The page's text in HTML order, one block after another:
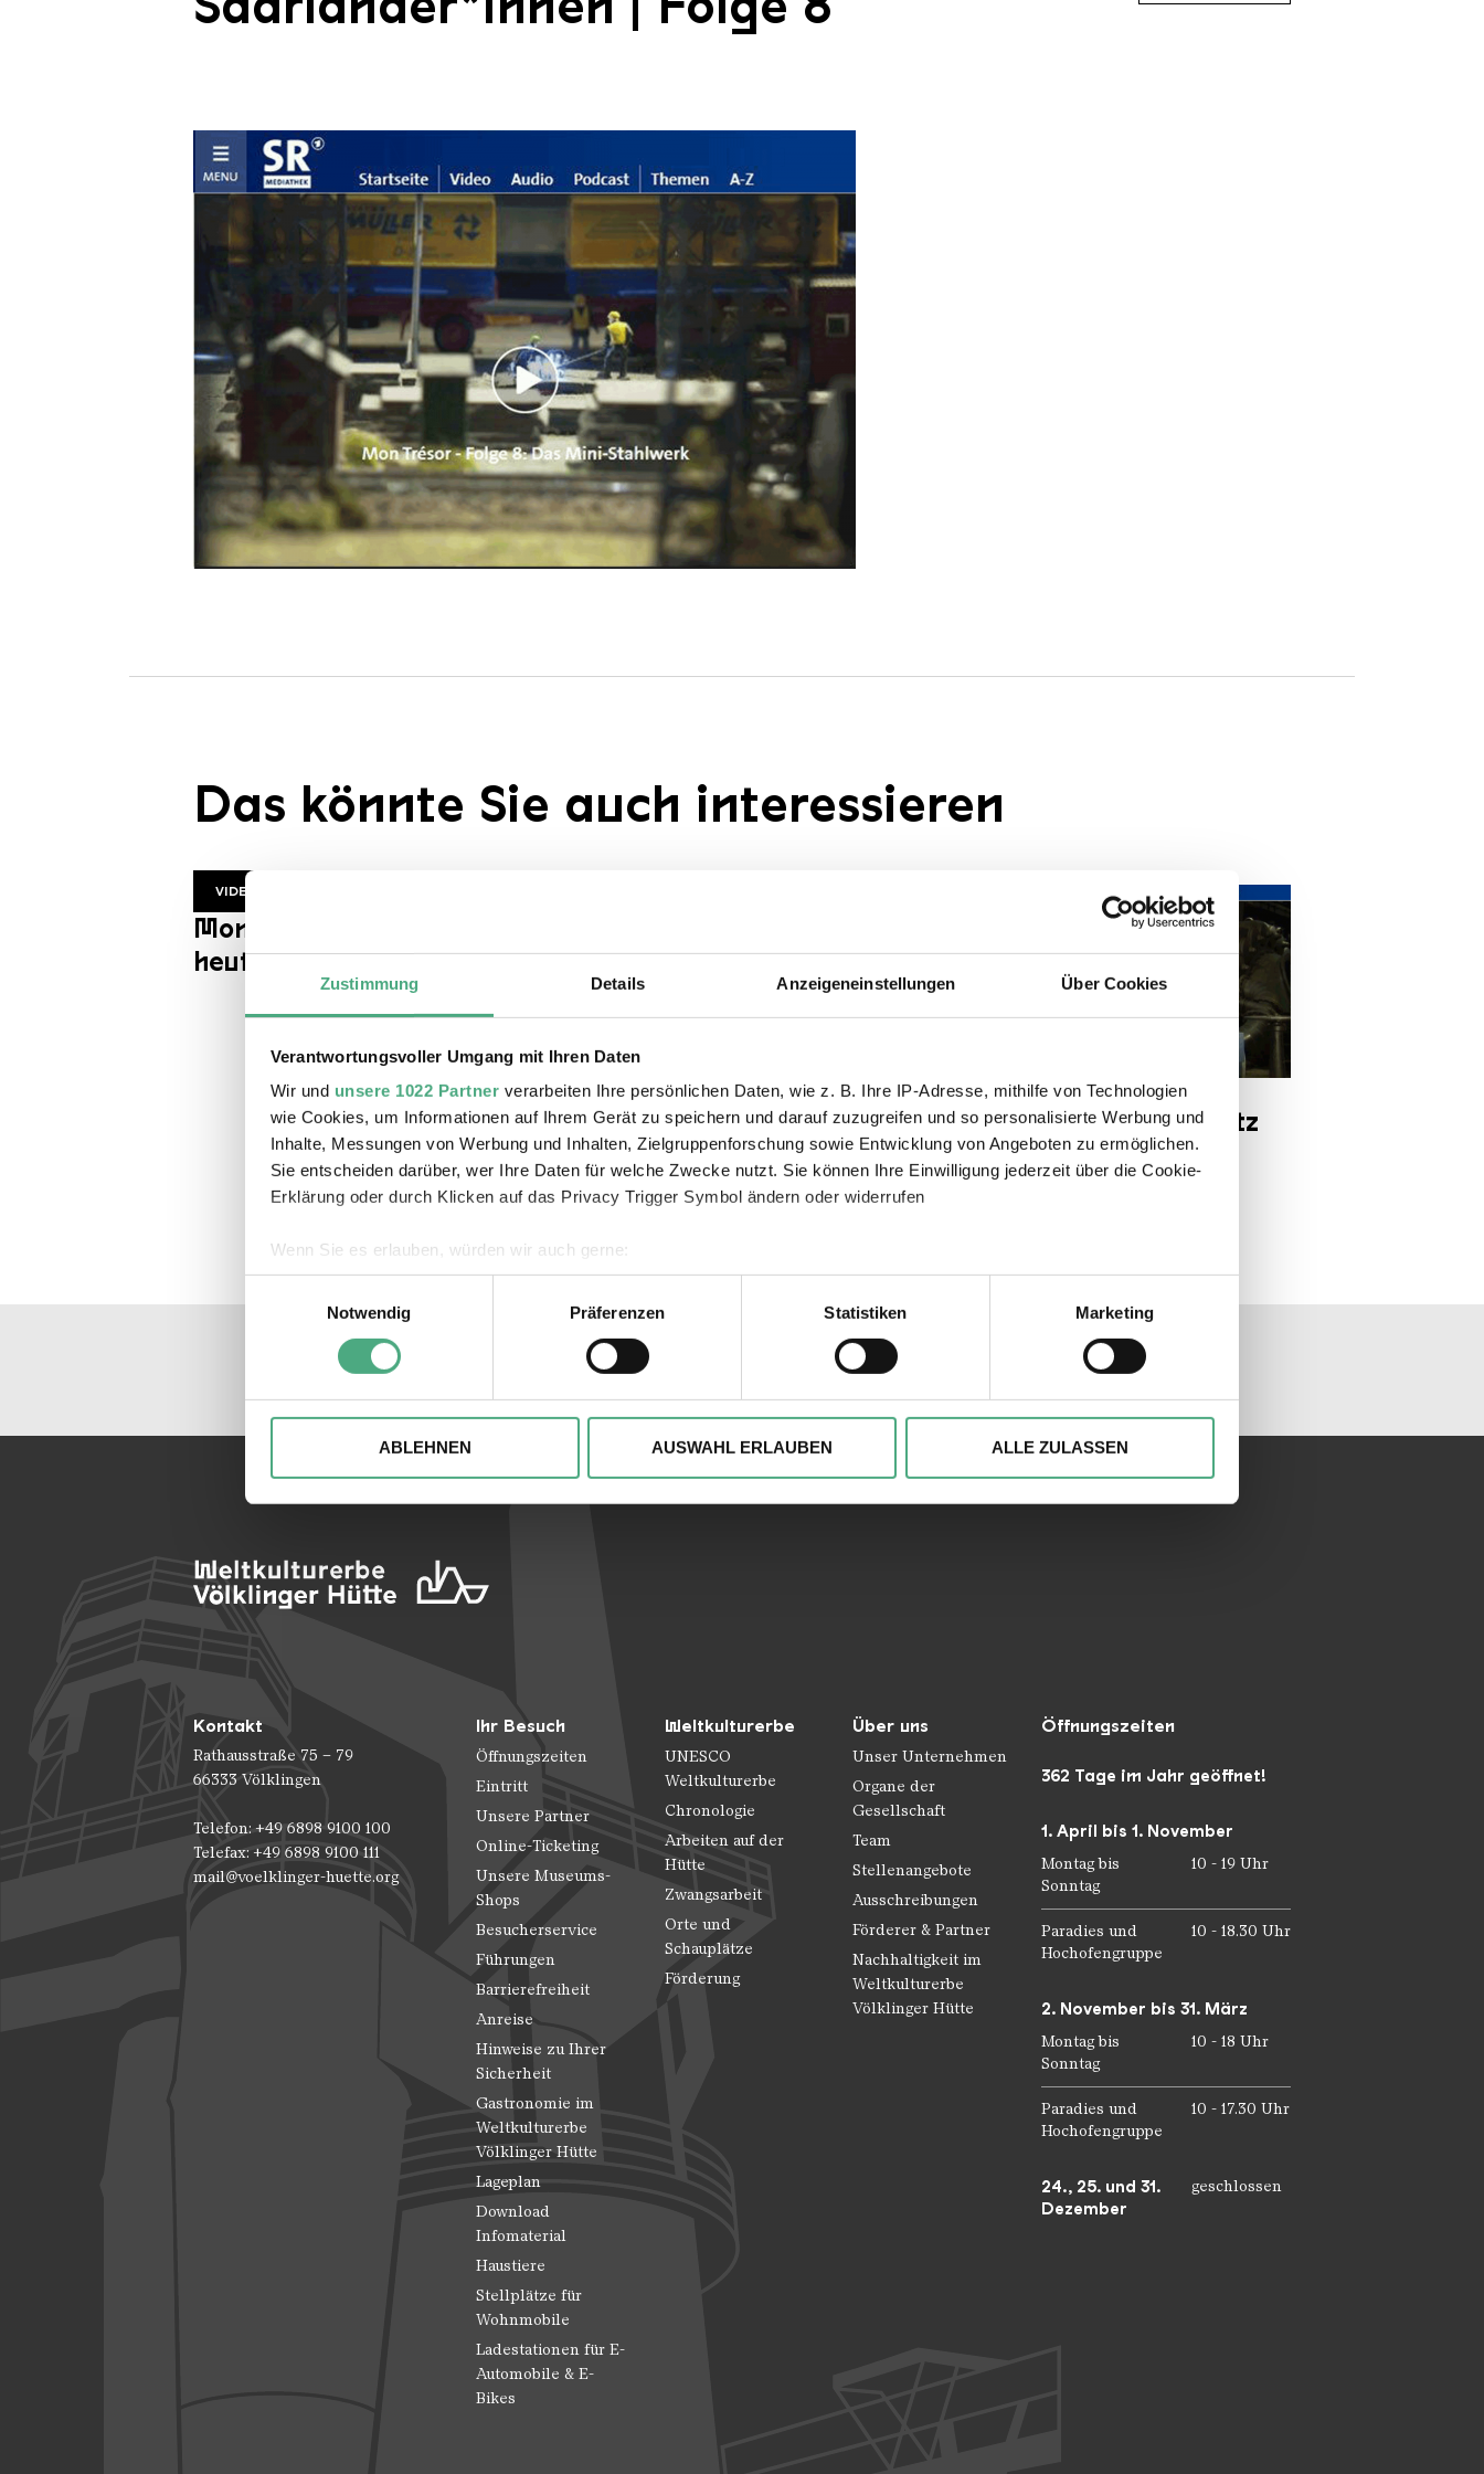
Zustimmung Details Anzeigeneinstellungen Über Cookies
Verantwortungsvoller Umgang mit Ihren Daten
Wir und unsere 1022 Partner verarbeiten Ihre persönlichen Daten, wie z. B. Ihre IP-Adresse, mithilfe von Technologien
wie Cookies, um Informationen auf Ihrem Gerät zu speichern und darauf zuzugreifen und so personalisierte Werbung und
Inhalte, Messungen von Werbung und Inhalten, Zielgruppenforschung sowie Entwicklung von Angeboten zu ermöglichen.
Sie entscheiden darüber, wer Ihre Daten für welche Zwecke nutzt. Sie können Ihre Einwilligung jederzeit über die Cookie-
Erklärung oder durch Klicken auf das Privacy Trigger Symbol ändern oder widerrufen
Wenn Sie es erlauben, würden wir auch gerne:
Informationen über Ihre geografische Lage erfassen, welche bis auf einige Meter genau sein können
Ihr Gerät durch aktives Scannen nach bestimmten Merkmalen (Fingerprinting) identifizieren
Erfahren Sie mehr darüber, wie Ihre persönlichen Daten verarbeitet werden, und legen Sie Ihre Präferenzen imAbschnitt
Einzelheitenfest.
Wir verwenden ggfs. Cookies, um Inhalte und Anzeigen zu personalisieren, besondere Funktionen anbieten zu können und
die Zugriffe auf unsere Website zu analysieren. Außerdem geben wir ggfs. Informationen zu Ihrer Verwendung unserer
Notwendig
Präferenzen Statistiken Marketing
ABLEHNEN AUSWAHL ERLAUBEN ALLE ZULASSEN
Das könnte Sie auch interessieren
VIDEO
Mon Trésor | ZDF
heutejournal
VIDEO
Mon Trésor | Der Schatz
der Saarländer*innen |
Folge 1
Mon Trésor | Der Schatz
der Saarländer*innen |
Folge 2
Verlinkungen zu unseren
Kontakt
Rathausstraße 75 – 79
66333 Völklingen
Telefon: +49 6898 9100 100
Telefax: +49 6898 9100 111
mail@voelklinger-huette.org
Ihr Besuch
Öffnungszeiten
Eintritt
Unsere Partner
Online-Ticketing
Unsere Museums-
Shops
Besucherservice
Führungen
Barrierefreiheit
Anreise
Hinweise zu Ihrer
Sicherheit
Gastronomie im
Weltkulturerbe
Völklinger Hütte
Lageplan
Download
Infomaterial
Haustiere
Stellplätze für
Wohnmobile
Ladestationen für E-
Automobile & E-
Bikes
Weltkulturerbe
UNESCO
Weltkulturerbe
Chronologie
Arbeiten auf der
Hütte
Zwangsarbeit
Orte und
Schauplätze
Förderung
Über uns
Unser Unternehmen
Organe der
Gesellschaft
Team
Stellenangebote
Ausschreibungen
Förderer & Partner
Nachhaltigkeit im
Weltkulturerbe
Völklinger Hütte
Öffnungszeiten
362 Tage im Jahr geöffnet!
1. April bis 1. November
Montag bis
Sonntag
10 - 19 Uhr
Paradies und
Hochofengruppe
10 - 18.30 Uhr
2. November bis 31. März
Montag bis
Sonntag
10 - 18 Uhr
Paradies und
Hochofengruppe
10 - 17.30 Uhr
24., 25. und 31.
Dezember
geschlossen